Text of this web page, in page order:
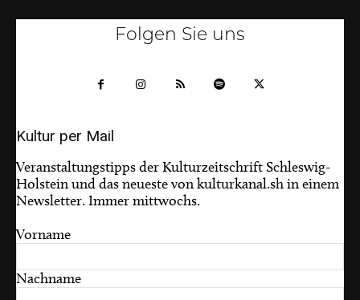
Folgen Sie uns
Kultur per Mail
Veranstaltungstipps der Kulturzeitschrift Schleswig-
Holstein und das neueste von kulturkanal.sh in einem
Newsletter. Immer mittwochs.
Vorname
Nachname